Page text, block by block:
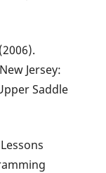
Jersey:
Saddle